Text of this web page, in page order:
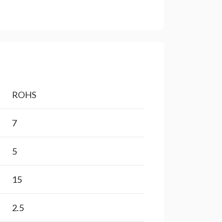
ROHS
7
5
15
2.5